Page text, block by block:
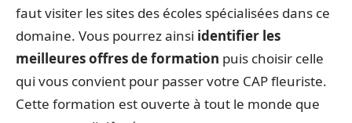
faut visiter les sites des écoles spécialisées dans ce
domaine. Vous pourrez ainsi identifier les
meilleures offres de formation puis choisir celle
qui vous convient pour passer votre CAP fleuriste.
Cette formation est ouverte à tout le monde que